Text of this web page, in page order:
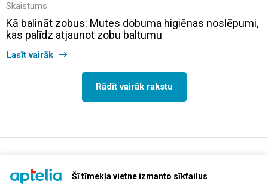
Šī tīmekļa vietne izmanto sīkfailus
Skaistums
Kā balināt zobus: Mutes dobuma higiēnas noslēpumi,
kas palīdz atjaunot zobu baltumu
Lasīt vairāk
Rādīt vairāk rakstu